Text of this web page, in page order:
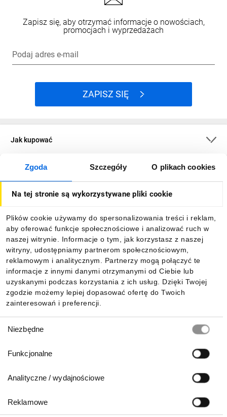
Zgoda Szczegóły O plikach cookies
Na tej stronie są wykorzystywane pliki cookie
Plików cookie używamy do spersonalizowania treści i reklam,
aby oferować funkcje społecznościowe i analizować ruch w
naszej witrynie. Informacje o tym, jak korzystasz z naszej
witryny, udostępniamy partnerom społecznościowym,
reklamowym i analitycznym. Partnerzy mogą połączyć te
informacje z innymi danymi otrzymanymi od Ciebie lub
uzyskanymi podczas korzystania z ich usług. Dzięki Twojej
zgodzie możemy lepiej dopasować ofertę do Twoich
zainteresowań i preferencji.
zgody
Niezbędne
Funkcjonalne
Analityczne / wydajnościowe
Reklamowe
Zapisz się, aby otrzymać informacje o nowościach,
promocjach i wyprzedażach
Podaj adres e-mail
ZAPISZ SIĘ
Jak kupować
O firmie
Informacje
Pobierz naszą aplikację mobilną: